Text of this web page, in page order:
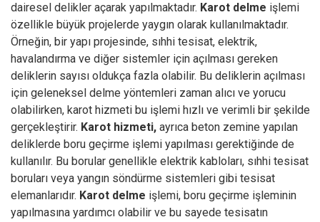
dairesel delikler açarak yapılmaktadır. Karot delme işlemi
özellikle büyük projelerde yaygın olarak kullanılmaktadır.
Örneğin, bir yapı projesinde, sıhhi tesisat, elektrik,
havalandırma ve diğer sistemler için açılması gereken
deliklerin sayısı oldukça fazla olabilir. Bu deliklerin açılması
için geleneksel delme yöntemleri zaman alıcı ve yorucu
olabilirken, karot hizmeti bu işlemi hızlı ve verimli bir şekilde
gerçekleştirir. Karot hizmeti, ayrıca beton zemine yapılan
deliklerde boru geçirme işlemi yapılması gerektiğinde de
kullanılır. Bu borular genellikle elektrik kabloları, sıhhi tesisat
boruları veya yangın söndürme sistemleri gibi tesisat
elemanlarıdır. Karot delme işlemi, boru geçirme işleminin
yapılmasına yardımcı olabilir ve bu sayede tesisatın